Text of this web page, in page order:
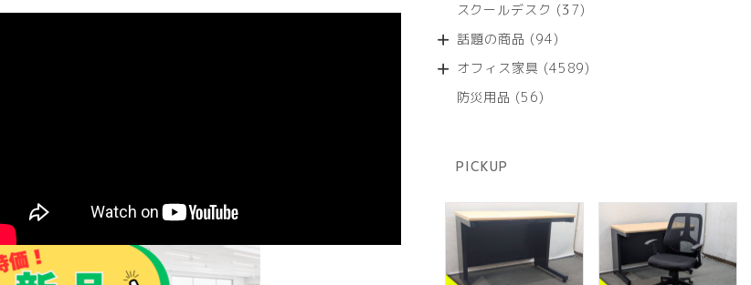
スクールデスク 3737
商
話題の商品 9494
の
オフィス家具 45894589
防災用品 5656
PICKUP